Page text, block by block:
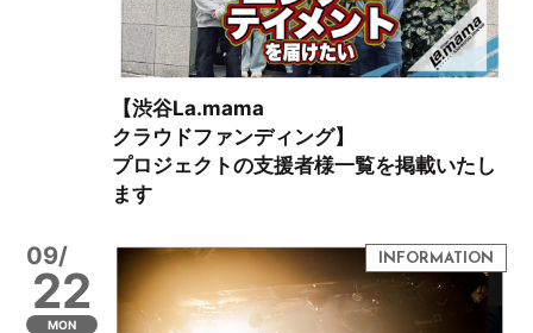
【渋谷La.mama
クラウドファンディング】
プロジェクトの支援者様一覧を掲載いたし
ます
09/
22
MON